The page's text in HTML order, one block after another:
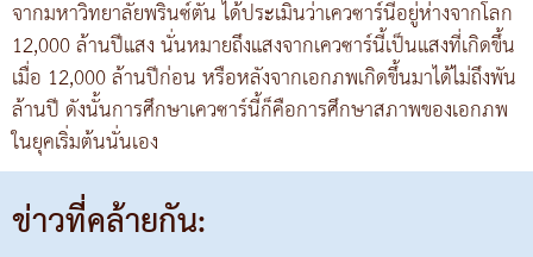
จากมหาวิทยาลัยพรินซ์ตัน ได้ประเมินว่าเควซาร์นี้อยู่ห่างจากโลก
12,000 ล้านปีแสง นั่นหมายถึงแสงจากเควซาร์นี้เป็นแสงที่เกิดขึ้น
เมื่อ 12,000 ล้านปีก่อน หรือหลังจากเอกภพเกิดขึ้นมาได้ไม่ถึงพัน
ล้านปี ดังนั้นการศึกษาเควซาร์นี้ก็คือการศึกษาสภาพของเอกภพ
ในยุคเริ่มต้นนั่นเอง
ข่าวที่คล้ายกัน: